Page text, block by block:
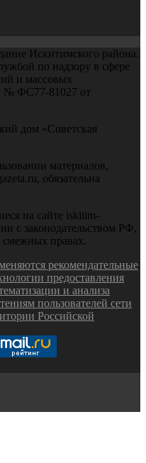
Искитимского района.
по надзору в сфере
и массовых
№ ФС77-81027 от
дом «Советская
материалов,
обязательна
на сайте iskitim-
с законодательством РФ,
смежных правах.
рекомендательные
предоставления
и анализа
пользователей сети
Российской